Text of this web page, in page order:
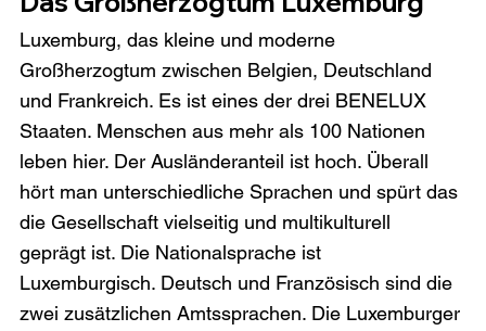
Luxemburg, das kleine und moderne
Großherzogtum zwischen Belgien, Deutschland
und Frankreich. Es ist eines der drei BENELUX
Staaten. Menschen aus mehr als 100 Nationen
leben hier. Der Ausländeranteil ist hoch. Überall
hört man unterschiedliche Sprachen und spürt das
die Gesellschaft vielseitig und multikulturell
geprägt ist. Die Nationalsprache ist
Luxemburgisch. Deutsch und Französisch sind die
zwei zusätzlichen Amtssprachen. Die Luxemburger